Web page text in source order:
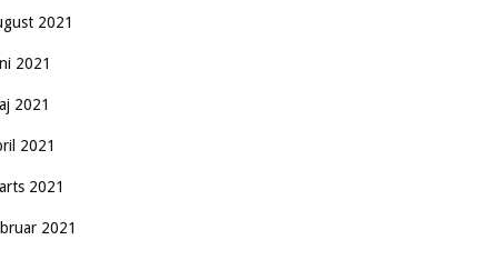
2021
2021
2021
2021
2021
2021